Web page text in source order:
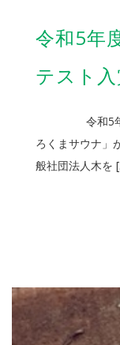
令和5年
テスト入
令和5年度ロ
ろくまサウナ
般社団法人木を